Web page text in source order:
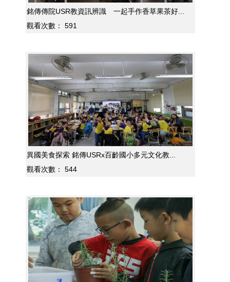
銘傳傳院USR教資訊辨識 一起手作香草果茶好...
觀看次數：
591
異國美食探索 銘傳USRx百齡國小多元文化教...
觀看次數：
544